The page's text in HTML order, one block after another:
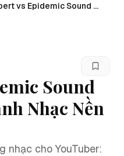
vs Epidemic Sound vs
Sound
Nhạc Nền
nhạc cho YouTuber: